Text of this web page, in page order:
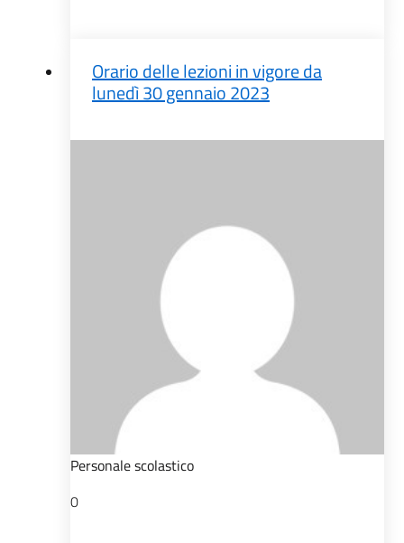
Orario delle lezioni in vigore da
lunedì 30 gennaio 2023
Personale scolastico
0